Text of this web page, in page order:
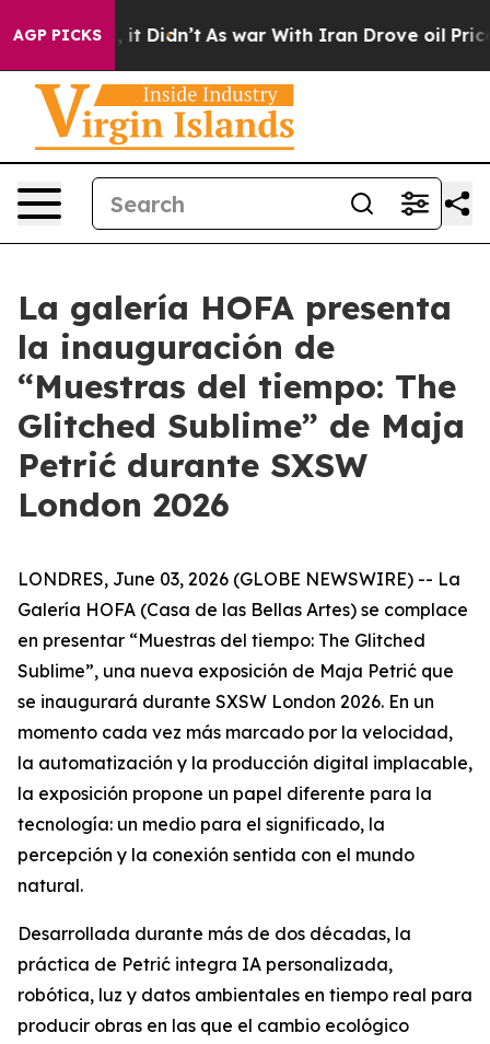
AGP PICKS
Well, it Didn’t As war With Iran Drove oil Prices
La galería HOFA presenta
la inauguración de
“Muestras del tiempo: The
Glitched Sublime” de Maja
Petrić durante SXSW
London 2026
LONDRES, June 03, 2026 (GLOBE NEWSWIRE) -- La
Galería HOFA (Casa de las Bellas Artes) se complace
en presentar “Muestras del tiempo: The Glitched
Sublime”, una nueva exposición de Maja Petrić que
se inaugurará durante SXSW London 2026. En un
momento cada vez más marcado por la velocidad,
la automatización y la producción digital implacable,
la exposición propone un papel diferente para la
tecnología: un medio para el significado, la
percepción y la conexión sentida con el mundo
natural.
Desarrollada durante más de dos décadas, la
práctica de Petrić integra IA personalizada,
robótica, luz y datos ambientales en tiempo real para
producir obras en las que el cambio ecológico